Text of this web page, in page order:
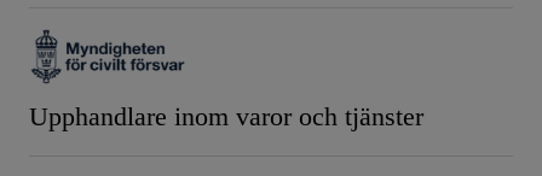
Upphandlare inom varor och tjänster